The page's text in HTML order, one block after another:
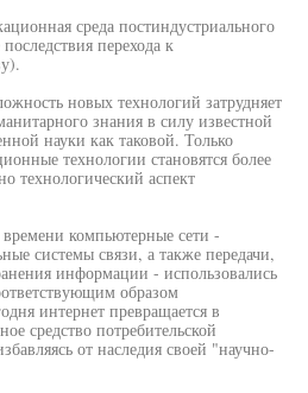
среда постиндустриального
перехода к
новых технологий затрудняет
знания в силу известной
науки как таковой. Только
технологии становятся более
технологический аспект
компьютерные сети -
системы связи, а также передачи,
информации - использовались
образом
интернет превращается в
средство потребительской
от наследия своей "научно-